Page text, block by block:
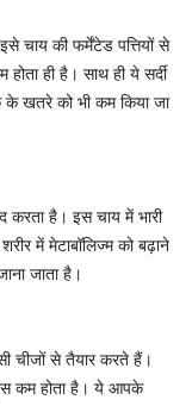
चाय की फर्मेंटेड पत्तियों से
ही है। साथ ही ये सर्दी
के खतरे को भी कम क‍िया जा
करता है। इस चाय में भारी
में मेटाबॉलिज्म को बढ़ाने
जाता है।
चीजों से तैयार करते हैं।
कम होता है। ये आपके